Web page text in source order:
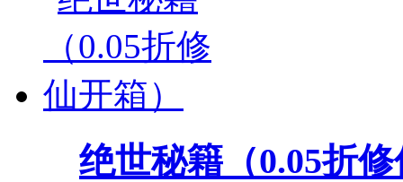
绝世秘籍（0.05折